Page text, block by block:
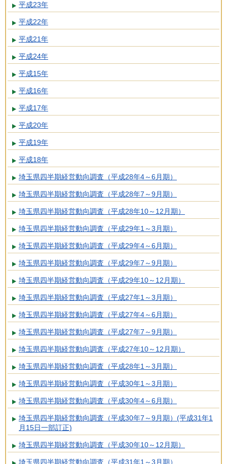
平成23年
平成22年
平成21年
平成24年
平成15年
平成16年
平成17年
平成20年
平成19年
平成18年
埼玉県四半期経営動向調査（平成28年4～6月期）
埼玉県四半期経営動向調査（平成28年7～9月期）
埼玉県四半期経営動向調査（平成28年10～12月期）
埼玉県四半期経営動向調査（平成29年1～3月期）
埼玉県四半期経営動向調査（平成29年4～6月期）
埼玉県四半期経営動向調査（平成29年7～9月期）
埼玉県四半期経営動向調査（平成29年10～12月期）
埼玉県四半期経営動向調査（平成27年1～3月期）
埼玉県四半期経営動向調査（平成27年4～6月期）
埼玉県四半期経営動向調査（平成27年7～9月期）
埼玉県四半期経営動向調査（平成27年10～12月期）
埼玉県四半期経営動向調査（平成28年1～3月期）
埼玉県四半期経営動向調査（平成30年1～3月期）
埼玉県四半期経営動向調査（平成30年4～6月期）
埼玉県四半期経営動向調査（平成30年7～9月期）(平成31年1
月15日一部訂正)
埼玉県四半期経営動向調査（平成30年10～12月期）
埼玉県四半期経営動向調査（平成31年1～3月期）